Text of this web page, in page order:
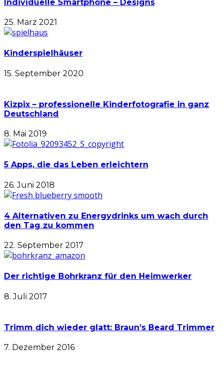
Individuelle Smartphone – Designs
25. März 2021
Kinderspielhäuser
15. September 2020
Kizpix – professionelle Kinderfotografie in ganz
Deutschland
8. Mai 2019
5 Apps, die das Leben erleichtern
26. Juni 2018
4 Alternativen zu Energydrinks um wach durch
den Tag zu kommen
22. September 2017
Der richtige Bohrkranz für den Heimwerker
8. Juli 2017
Trimm dich wieder glatt: Braun’s Beard Trimmer
7. Dezember 2016